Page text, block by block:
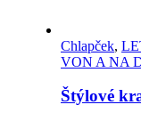
Chlapček,
VON A NA
Štýlové